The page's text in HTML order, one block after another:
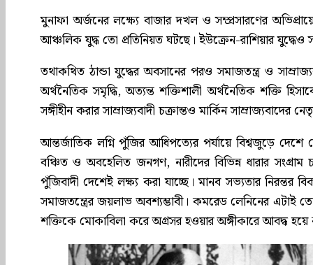
মুনাফা অর্জনের লক্ষ্যে বাজার দখল ও সম্প্রসারণের অভিপ্রায়ে
আঞ্চলিক যুদ্ধ তো প্রতিনিয়ত ঘটছে। ইউক্রেন-রাশিয়ার যুদ্ধেও
তথাকথিত ঠান্ডা যুদ্ধের অবসানের পরও সমাজতন্ত্র ও
অর্থনৈতিক সমৃদ্ধি, অত্যন্ত শক্তিশালী অর্থনৈতিক শক্তি
সঙ্গীহীন করার সাম্রাজ্যবাদী চক্রান্তও মার্কিন সাম্রাজ্যবাদের
আন্তর্জাতিক লগ্নি পুঁজির আধিপত্যের পর্যায়ে বিশ্বজুড়ে
বঞ্চিত ও অবহেলিত জনগণ, নারীদের বিভিন্ন ধারার
পুঁজিবাদী দেশেই লক্ষ্য করা যাচ্ছে। মানব সভ্যতার নিরন্তর
সমাজতন্ত্রের জয়লাভ অবশ্যম্ভাবী। কমরেড লেনিনের এটাই তো
শক্তিকে মোকাবিলা করে অগ্রসর হওয়ার অঙ্গীকারে আবদ্ধ